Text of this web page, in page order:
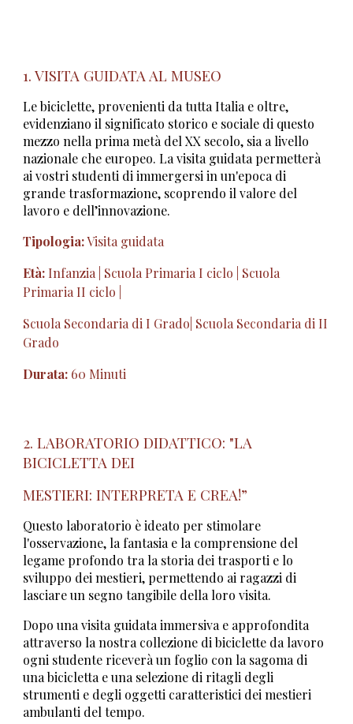
1. VISITA GUIDATA AL MUSEO
Le biciclette, provenienti da tutta Italia e oltre,
evidenziano il significato storico e sociale di questo
mezzo nella prima metà del XX secolo, sia a livello
nazionale che europeo. La visita guidata permetterà
ai vostri studenti di immergersi in un'epoca di
grande trasformazione, scoprendo il valore del
lavoro e dell’innovazione.
Tipologia:Visita guidata
Età: Infanzia | Scuola Primaria I ciclo | Scuola
Primaria II ciclo |
Scuola Secondaria di I Grado| Scuola Secondaria di II
Grado
Durata: 60 Minuti
2. LABORATORIO DIDATTICO: "LA
BICICLETTA DEI
MESTIERI: INTERPRETA E CREA!”
Questo laboratorio è ideato per stimolare
l'osservazione, la fantasia e la comprensione del
legame profondo tra la storia dei trasporti e lo
sviluppo dei mestieri, permettendo ai ragazzi di
lasciare un segno tangibile della loro visita.
Dopo una visita guidata immersiva e approfondita
attraverso la nostra collezione di biciclette da lavoro
ogni studente riceverà un foglio con la sagoma di
una bicicletta e una selezione di ritagli degli
strumenti e degli oggetti caratteristici dei mestieri
ambulanti del tempo.